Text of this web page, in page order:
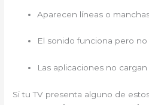
Aparecen líneas o
El sonido funciona pero
Las aplicaciones no
Si tu TV presenta alguno de